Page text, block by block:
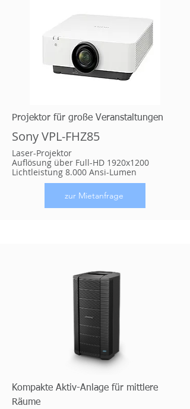
Projektor für große Veranstaltungen
Sony VPL-FHZ85
Laser-Projektor
Auflösung über Full-HD 1920x1200
Lichtleistung 8.000 Ansi-Lumen
zur Mietanfrage
Kompakte Aktiv-Anlage für mittlere
Räume